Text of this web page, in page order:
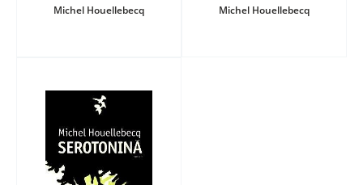
Michel Houellebecq Michel Houellebecq